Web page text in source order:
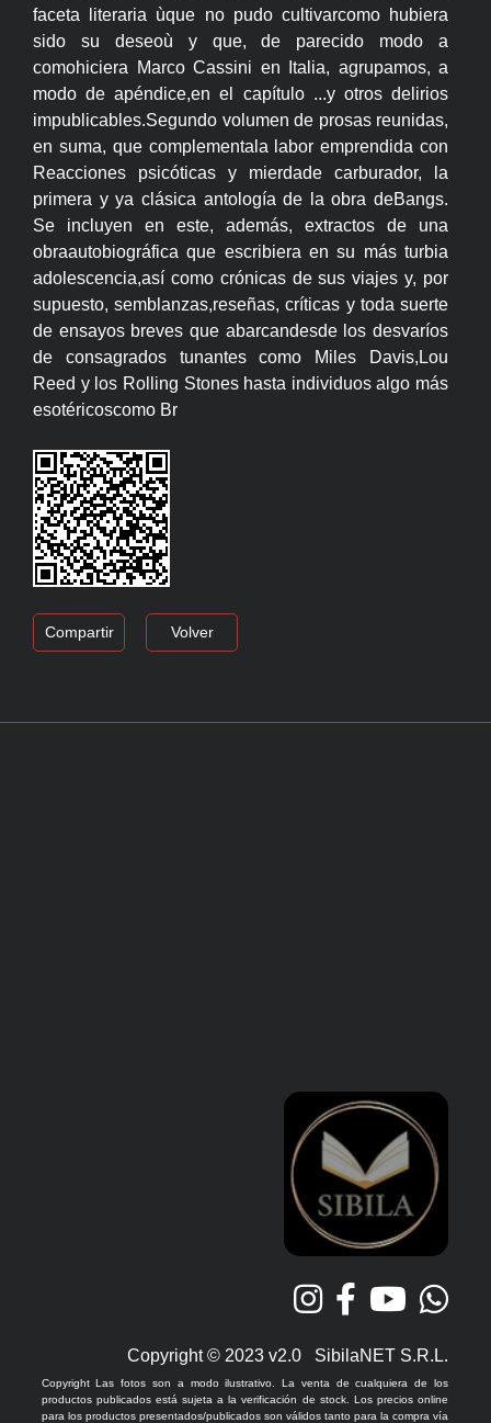
faceta literaria ùque no pudo cultivarcomo hubiera
sido su deseoù y que, de parecido modo a
comohiciera Marco Cassini en Italia, agrupamos, a
modo de apéndice,en el capítulo ...y otros delirios
impublicables.Segundo volumen de prosas reunidas,
en suma, que complementala labor emprendida con
Reacciones psicóticas y mierdade carburador, la
primera y ya clásica antología de la obra deBangs.
Se incluyen en este, además, extractos de una
obraautobiográfica que escribiera en su más turbia
adolescencia,así como crónicas de sus viajes y, por
supuesto, semblanzas,reseñas, críticas y toda suerte
de ensayos breves que abarcandesde los desvaríos
de consagrados tunantes como Miles Davis,Lou
Reed y los Rolling Stones hasta individuos algo más
esotéricoscomo Br
Compartir Volver
Copyright © 2023 v2.0 SibilaNET S.R.L.
Copyright Las fotos son a modo ilustrativo. La venta de cualquiera de los
productos publicados está sujeta a la verificación de stock. Los precios online
para los productos presentados/publicados son válidos tanto para la compra vía